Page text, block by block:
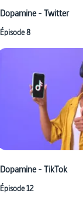
Dopamine - Twitter
Épisode 8
Dopamine - TikTok
Épisode 12